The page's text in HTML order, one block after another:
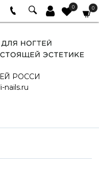
0 0
РОССИ
nails.ru